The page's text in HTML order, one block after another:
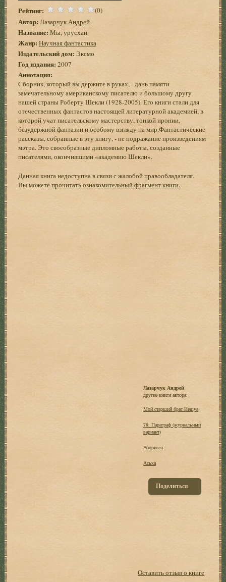
Рейтинг: (0)
Автор: Лазарчук Андрей
Название: Мы, урусхаи
Жанр: Научная фантастика
Издательский дом: Эксмо
Год издания: 2007
Аннотация:
Сборник, который вы держите в руках, - дань памяти
замечательному американскому писателю и большому другу
нашей страны Роберту Шекли (1928-2005). Его книги стали для
отечественных фантастов настоящей литературной академией, в
которой учат писательскому мастерству, тонкой иронии,
безудержной фантазии и особому взгляду на мир.Фантастические
рассказы, собранные в эту книгу, - не подражание произведениям
мэтра. Это своеобразные дипломные работы, созданные
писателями, окончившими «академию Шекли».
Данная книга недоступна в связи с жалобой правообладателя.
Вы можетепрочитать ознакомительный фрагмент книги.
Лазарчук Андрей
другие книги автора:
Мой старший брат Иешуа
78. Параграф (журнальный
вариант)
Абориген
Аська
Поделиться
Оставить отзыв о книге